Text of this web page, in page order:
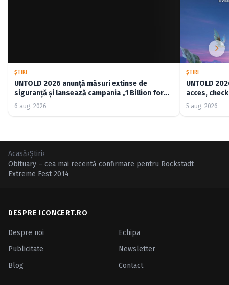
ŞTIRI
UNTOLD 2026 anunță măsuri extinse de
siguranță și lansează campania „1 Billion for
Good”
6 aug. 2026
ŞTIRI
UNTOLD
acces,
5 aug. 2026
Acasă›Ştiri›
Obituary – cea mai recentă confirmare pentru Rockstadt
Extreme Fest 2014
DESPRE ICONCERT.RO
Despre noi
Echipa
Publicitate
Newsletter
Blog
Contact